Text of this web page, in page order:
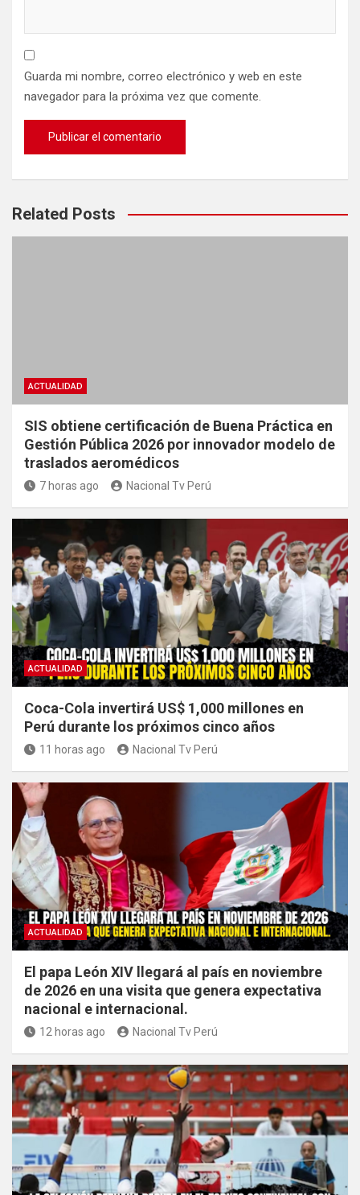
Guarda mi nombre, correo electrónico y web en este
navegador para la próxima vez que comente.
Related Posts
ACTUALIDAD
SIS obtiene certificación de Buena Práctica en
Gestión Pública 2026 por innovador modelo de
traslados aeromédicos
7 horas ago Nacional Tv Perú
ACTUALIDAD
Coca-Cola invertirá US$ 1,000 millones en
Perú durante los próximos cinco años
11 horas ago Nacional Tv Perú
ACTUALIDAD
El papa León XIV llegará al país en noviembre
de 2026 en una visita que genera expectativa
nacional e internacional.
12 horas ago Nacional Tv Perú